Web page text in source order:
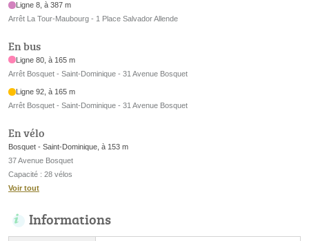
Ligne 8, à 387 m
Arrêt La Tour-Maubourg - 1 Place Salvador Allende
En bus
Ligne 80, à 165 m
Arrêt Bosquet - Saint-Dominique - 31 Avenue Bosquet
Ligne 92, à 165 m
Arrêt Bosquet - Saint-Dominique - 31 Avenue Bosquet
En vélo
Bosquet - Saint-Dominique, à 153 m
37 Avenue Bosquet
Capacité : 28 vélos
Voir tout
Informations